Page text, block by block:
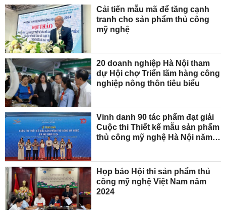
Cải tiến mẫu mã để tăng cạnh
tranh cho sản phẩm thủ công
mỹ nghệ
20 doanh nghiệp Hà Nội tham
dự Hội chợ Triển lãm hàng công
nghiệp nông thôn tiêu biểu
Vinh danh 90 tác phẩm đạt giải
Cuộc thi Thiết kế mẫu sản phẩm
thủ công mỹ nghệ Hà Nội năm
Họp báo Hội thi sản phẩm thủ
công mỹ nghệ Việt Nam năm
2024